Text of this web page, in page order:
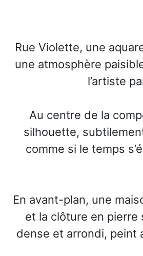
Rue Violette, une
une atmosphère
l’artiste
Au centre de la
silhouette,
comme si le temps
En avant-plan, une
et la clôture en pierre
dense et arrondi, peint